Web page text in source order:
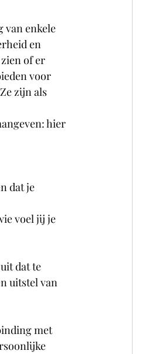
van enkele
en
of er
voor
zijn als
hier
dat je
voel jij je
dat te
uitstel van
met